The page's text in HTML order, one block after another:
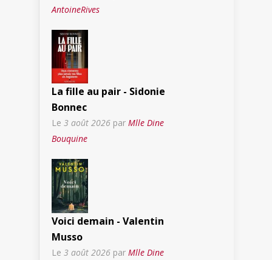
AntoineRives
La fille au pair - Sidonie
Bonnec
Le 3 août 2026 par Mlle Dine
Bouquine
Voici demain - Valentin
Musso
Le 3 août 2026 par Mlle Dine